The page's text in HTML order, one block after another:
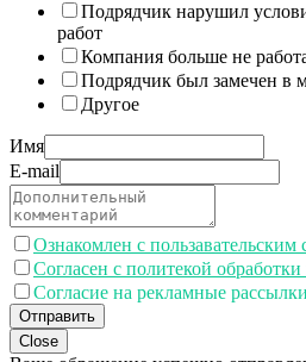
Подрядчик нарушил
работ
Компания больше не
Подрядчик был замечен в
Другое
Имя
E-mail
Ознакомлен с пользавательским
Согласен с политекой
Согласие на рекламные
Отправить
Close